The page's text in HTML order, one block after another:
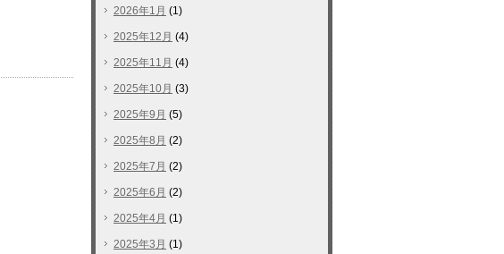
2026年1月 (1)
2025年12月 (4)
2025年11月 (4)
2025年10月 (3)
2025年9月 (5)
2025年8月 (2)
2025年7月 (2)
2025年6月 (2)
2025年4月 (1)
2025年3月 (1)